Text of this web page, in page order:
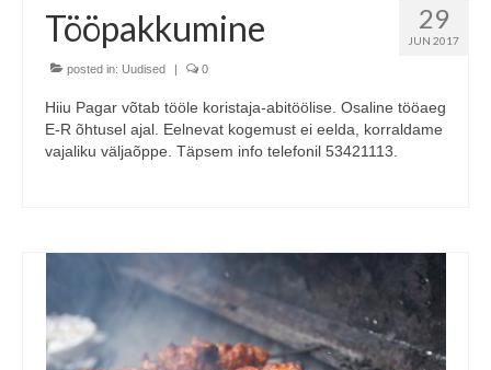
29
JUN 2017
Tööpakkumine
posted in: Uudised | 0
Hiiu Pagar võtab tööle koristaja-abitöölise. Osaline tööaeg
E-R õhtusel ajal. Eelnevat kogemust ei eelda, korraldame
vajaliku väljaõppe. Täpsem info telefonil 53421113.